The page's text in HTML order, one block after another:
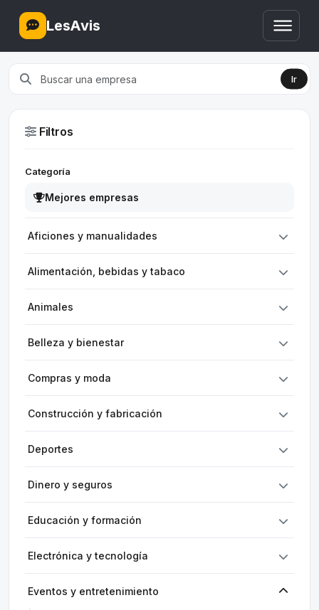
LesAvis
Ir
Filtros
Categoría
Mejores empresas
Aficiones y manualidades
Alimentación, bebidas y tabaco
Animales
Belleza y bienestar
Compras y moda
Construcción y fabricación
Deportes
Dinero y seguros
Educación y formación
Electrónica y tecnología
Eventos y entretenimiento